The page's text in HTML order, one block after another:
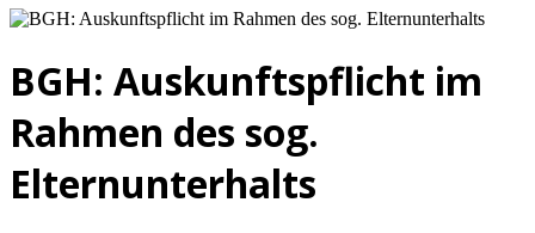
BGH: Auskunftspflicht im
Rahmen des sog.
Elternunterhalts